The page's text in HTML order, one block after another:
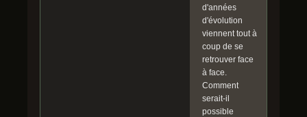
d'années
d'évolution
viennent tout à
coup de se
retrouver face
à face.
Comment
serait-il
possible